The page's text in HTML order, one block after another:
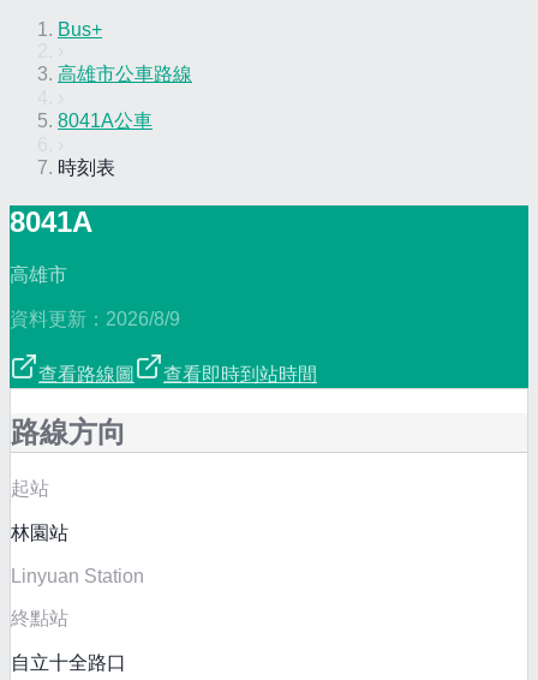
Bus+
高雄市公車路線
8041A公車
時刻表
8041A
高雄市
資料更新： 2026/8/9
查看路線圖 查看即時到站時間
路線方向
起站
林園站
Linyuan Station
終點站
自立十全路口